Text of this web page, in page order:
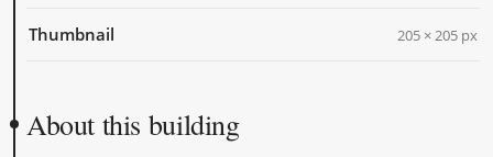
Thumbnail 205 × 205 px
About this building